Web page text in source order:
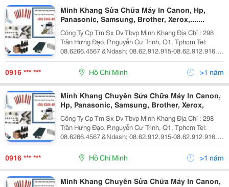
Minh Khang Sửa Chữa Máy In Canon, Hp,
Panasonic, Samsung, Brother, Xerox,.......
Công Ty Cp Tm Sx Dv Tbvp Minh Khang Địa Chỉ : 298
Trần Hưng Đạo, P.nguyễn Cư Trinh, Q1, Tphcm Tel:
08.6266.4567 &Ndash; 08.62.912.915-08.62.912.916.
Fax: 08.39.209.309 Website: Www.minhkhangjsc.com
0916 *** *** Hồ Chí Minh >1 năm
Minh Khang Chuyên Sửa Chữa Máy In Canon,
Hp, Panasonic, Samsung, Brother, Xerox,
Công Ty Cp Tm Sx Dv Tbvp Minh Khang Địa Chỉ : 298
Trần Hưng Đạo, P.nguyễn Cư Trinh, Q1, Tphcm Tel:
08.6266.4567 &Ndash; 08.62.912.915-08.62.912.916.
Fax: 08.39.209.309 Website: Www.minhkhangjsc.com
0916 *** *** Hồ Chí Minh >1 năm
Minh Khang Chuyên Sửa Chữa Máy In Canon,